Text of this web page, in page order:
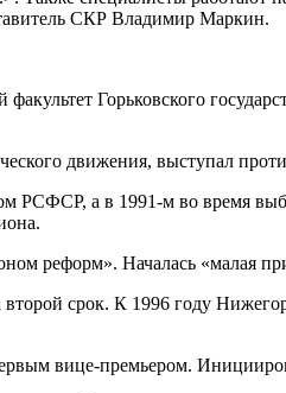
СКР Владимир Маркин.
Горьковского
движения, выступал
РСФСР, а в 1991-м во время
реформ». Началась «малая
срок. К 1996 году
вице-премьером.